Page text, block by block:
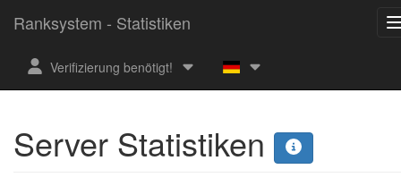
Ranksystem - Statistiken
Verifizierung benötigt!
Server Statistiken